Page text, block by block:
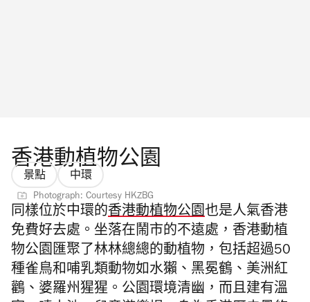
香港動植物公園
景點 中環
Photograph: Courtesy HKZBG
同樣位於中環的香港動植物公園也是人氣香港
免費好去處。坐落在鬧市的不遠處，香港動植
物公園匯聚了林林總總的動植物，包括超過50
種雀鳥和哺乳類動物如水獺、黑冕鶴、美洲紅
鸛、婆羅州猩猩。公園環境清幽，而且建有溫